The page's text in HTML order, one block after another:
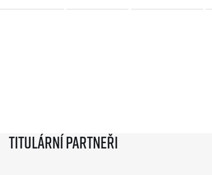
Titulární partneři